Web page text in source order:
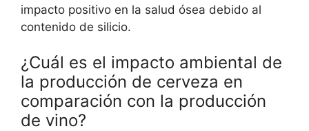
impacto positivo en la salud ósea debido al
contenido de silicio.
¿Cuál es el impacto ambiental de
la producción de cerveza en
comparación con la producción
de vino?